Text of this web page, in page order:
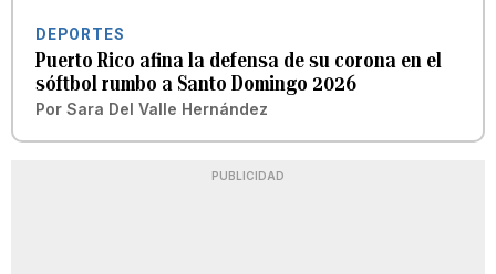
DEPORTES
Puerto Rico afina la defensa de su corona en el
sóftbol rumbo a Santo Domingo 2026
Por Sara Del Valle Hernández
PUBLICIDAD